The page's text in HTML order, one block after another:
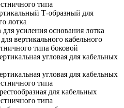
типа
Т-образный для
лотка
усиления основания лотка
вертикального кабельного
типа боковой
угловая для кабельных
угловая для кабельных
типа
для кабельных
типа